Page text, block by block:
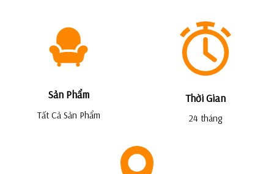
Sản Phẩm
Tất Cả Sản Phẩm
Thời Gian
24 tháng